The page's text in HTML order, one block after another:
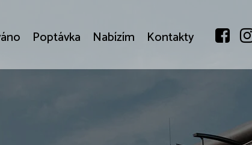
Poptávka Nabízím Kontakty